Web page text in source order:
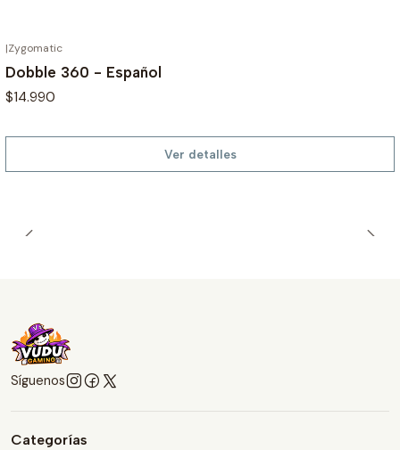
|Zygomatic
Dobble 360 - Español
$14.990
Ver detalles
Síguenos
Categorías